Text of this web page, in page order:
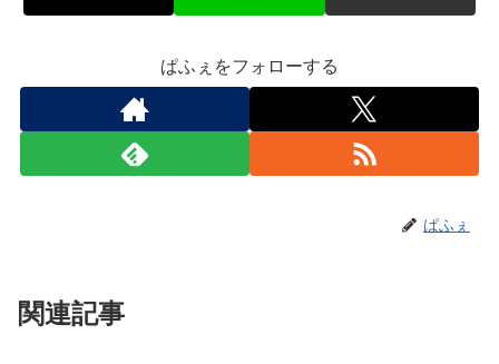
ぱふぇをフォローする
ぱふぇ
関連記事